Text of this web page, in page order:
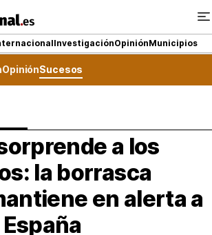
InvestigaciónOpiniónMunicipios
TV
+
OpiniónSucesos
a los
la borrasca
en alerta a